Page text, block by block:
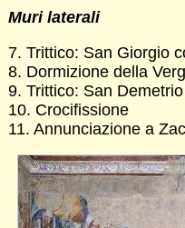
Muri laterali
7. Trittico: San Giorgio
8. Dormizione della
9. Trittico: San
10. Crocifissione
11. Annunciazione a